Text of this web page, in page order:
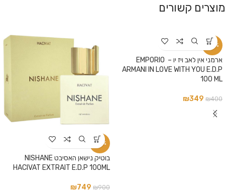
מוצרים קשורים
-13%
ארמני אין לאב ויז יו – EMPORIO
ARMANI IN LOVE WITH YOU E.D.P
100 ML
₪400
₪349
-17%
בוטיק נישאן האסיבט NISHANE
HACIVAT EXTRAIT E.D.P 100ML
₪900
₪749